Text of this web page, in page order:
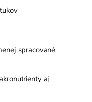
spracované
aj